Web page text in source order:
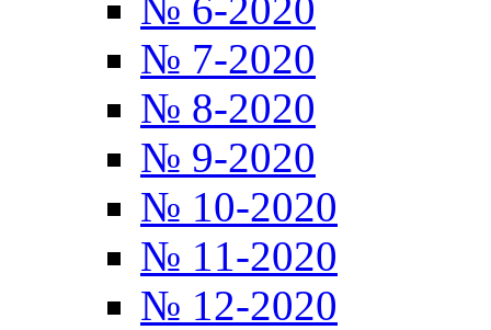
№ 7-2020
№ 8-2020
№ 9-2020
№ 10-2020
№ 11-2020
№ 12-2020